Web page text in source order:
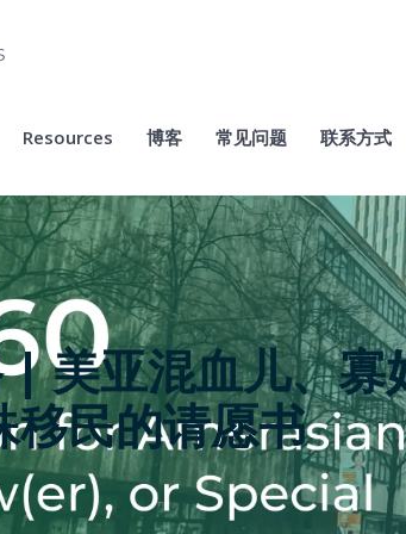
Resources 博客 常见问题 联系方式
美亚混血儿、寡
移民的请愿书